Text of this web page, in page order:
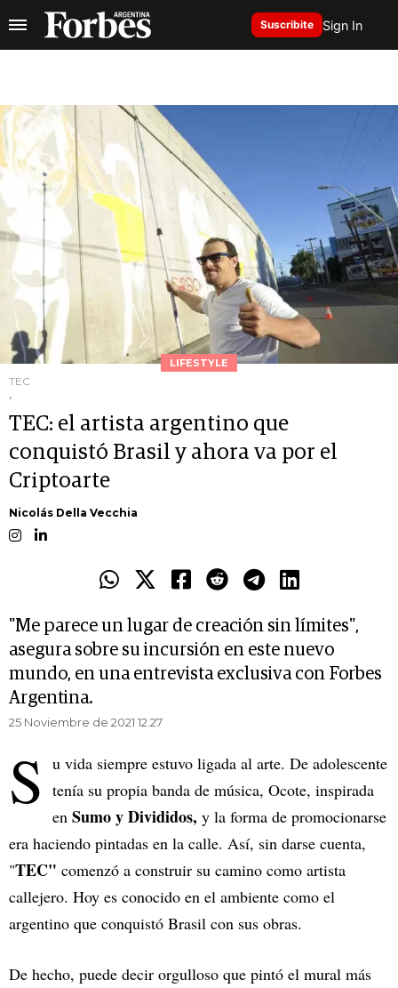
Suscribite Sign In
LIFESTYLE
TEC
.
TEC: el artista argentino que
conquistó Brasil y ahora va por el
Criptoarte
Nicolás Della Vecchia
"Me parece un lugar de creación sin límites",
asegura sobre su incursión en este nuevo
mundo, en una entrevista exclusiva con Forbes
Argentina.
25 Noviembre de 2021 12.27
S u vida siempre estuvo ligada al arte. De adolescente
tenía su propia banda de música, Ocote, inspirada
en Sumo y Divididos, y la forma de promocionarse
era haciendo pintadas en la calle. Así, sin darse cuenta,
"TEC" comenzó a construir su camino como artista
callejero. Hoy es conocido en el ambiente como el
argentino que conquistó Brasil con sus obras.
De hecho, puede decir orgulloso que pintó el mural más